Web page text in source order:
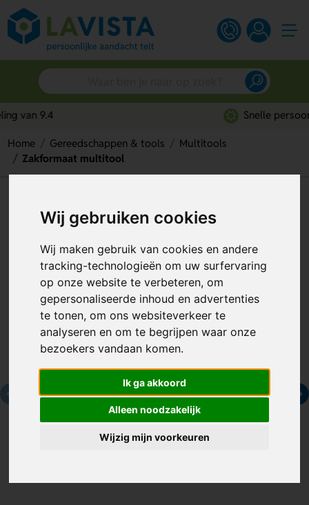
Wij gebruiken cookies
Wij maken gebruik van cookies en andere
tracking-technologieën om uw surfervaring
op onze website te verbeteren, om
gepersonaliseerde inhoud en advertenties
te tonen, om ons websiteverkeer te
analyseren en om te begrijpen waar onze
bezoekers vandaan komen.
Ik ga akkoord
Alleen noodzakelijk
Wijzig mijn voorkeuren
Snelle persoonlijke service
Home Gereedschappen & tools
Multitools
Zakformaat multitool
Zakformaat multitool
Artikelnummer: